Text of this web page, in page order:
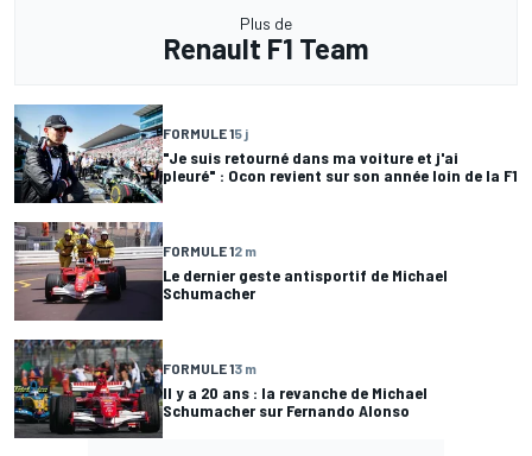
Plus de
Renault F1 Team
FORMULE 15 j
"Je suis retourné dans ma voiture et j'ai
pleuré" : Ocon revient sur son année loin de la F1
FORMULE 12 m
Le dernier geste antisportif de Michael
Schumacher
FORMULE 13 m
Il y a 20 ans : la revanche de Michael
Schumacher sur Fernando Alonso